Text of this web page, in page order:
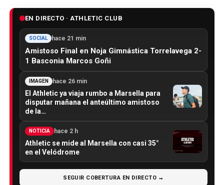
EN DIRECTO · ATHLETIC CLUB
SOCIAL hace 21 min
Amistoso Final en Noja Gimnástica Torrelavega 2-
1 Basconia Marcos Goñi
IMAGEN hace 26 min
El Athletic ya viaja rumbo a Marsella para
disputar mañana el anteúltimo amistoso
de la…
NOTICIA hace 2 h
Athletic se mide al Marsella con casi 35°
en el Velódrome
SEGUIR COBERTURA EN DIRECTO →